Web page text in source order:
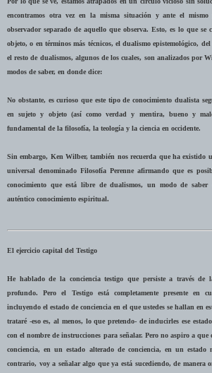
encontramos otra vez en la misma situación y ante el
observador separado de aquello que observa. Esto, es lo que se
objeto, o en términos más técnicos, el dualismo epistemológico, del
el resto de dualismos, algunos de los cuales, son analizados por
modos de saber, en donde dice:
No obstante, es curioso que este tipo de conocimiento dualista
en sujeto y objeto (así como verdad y mentira, bueno y
fundamental de la filosofía, la teología y la ciencia en occidente.
Sin embargo, Ken Wilber, también nos recuerda que ha existido
universal denominado Filosofía Perenne afirmando que es
conocimiento que está libre de dualismos, un modo de
auténtico conocimiento espiritual.
El ejercicio capital del Testigo
He hablado de la conciencia testigo que persiste a través
profundo. Pero el Testigo está completamente presente en
incluyendo el estado de conciencia en el que ustedes se hallan en
trataré -eso es, al menos, lo que pretendo- de inducirles ese
con el nombre de instrucciones para señalar. Pero no aspiro a que
conciencia, en un estado alterado de conciencia, en un
contrario, voy a señalar algo que ya está sucediendo, de manera